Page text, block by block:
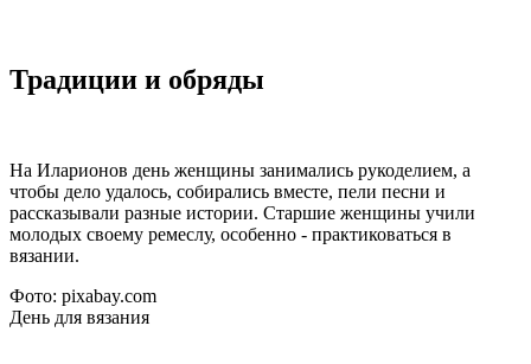
Традиции и обряды
На Иларионов день женщины занимались рукоделием, а
чтобы дело удалось, собирались вместе, пели песни и
рассказывали разные истории. Старшие женщины учили
молодых своему ремеслу, особенно - практиковаться в
вязании.
Фото: pixabay.com
День для вязания